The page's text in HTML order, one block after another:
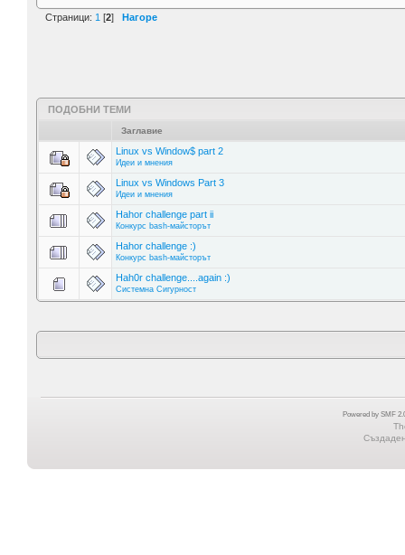
Страници: 1 [2] Нагоре
ПОДОБНИ ТЕМИ
Заглавие
Linux vs Window$ part 2
Идеи и мнения
Linux vs Windows Part 3
Идеи и мнения
Hahor challenge part ii
Конкурс bash-майсторът
Hahor challenge :)
Конкурс bash-майсторът
Hah0r challenge....again :)
Системна Сигурност
Powered by SMF